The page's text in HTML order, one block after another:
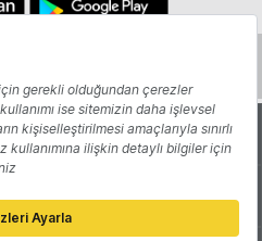
Yazarlar
Reklam